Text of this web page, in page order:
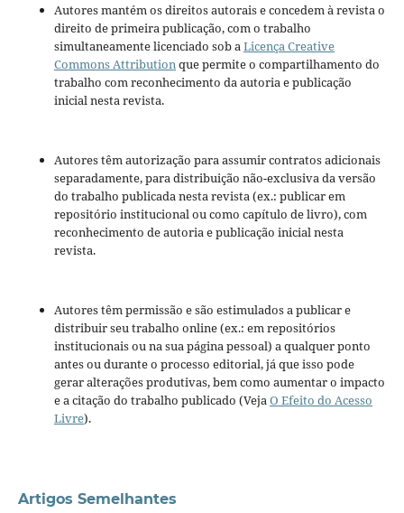
Autores mantém os direitos autorais e concedem à revista o
direito de primeira publicação, com o trabalho
simultaneamente licenciado sob aLicença Creative
Commons Attributionque permite o compartilhamento do
trabalho com reconhecimento da autoria e publicação
inicial nesta revista.
Autores têm autorização para assumir contratos adicionais
separadamente, para distribuição não-exclusiva da versão
do trabalho publicada nesta revista (ex.: publicar em
repositório institucional ou como capítulo de livro), com
reconhecimento de autoria e publicação inicial nesta
revista.
Autores têm permissão e são estimulados a publicar e
distribuir seu trabalho online (ex.: em repositórios
institucionais ou na sua página pessoal) a qualquer ponto
antes ou durante o processo editorial, já que isso pode
gerar alterações produtivas, bem como aumentar o impacto
e a citação do trabalho publicado (VejaO Efeito do Acesso
Livre).
Artigos Semelhantes